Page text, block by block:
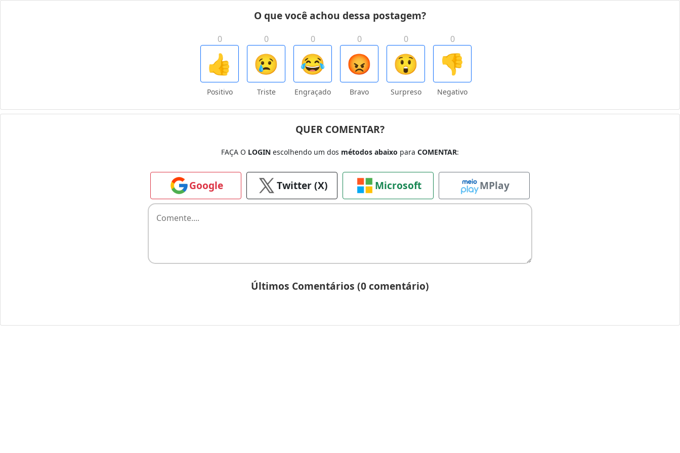
O que você achou dessa postagem?
0
👍
Positivo
0
😢
Triste
0
😂
Engraçado
0
😡
Bravo
0
😲
Surpreso
0
👎
Negativo
QUER COMENTAR?
FAÇA O LOGIN escolhendo um dos métodos abaixo para COMENTAR:
Google Twitter (X) Microsoft MPlay
Últimos Comentários (0 comentário)